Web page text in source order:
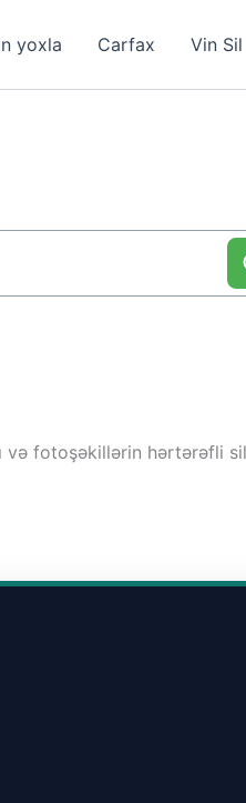
yoxla Carfax Vin Sil
və fotoşəkillərin hərtərəfli